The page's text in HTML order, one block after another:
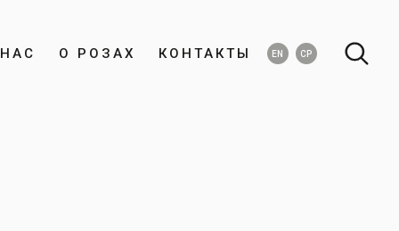
О РОЗАХ КОНТАКТЫ EN СР